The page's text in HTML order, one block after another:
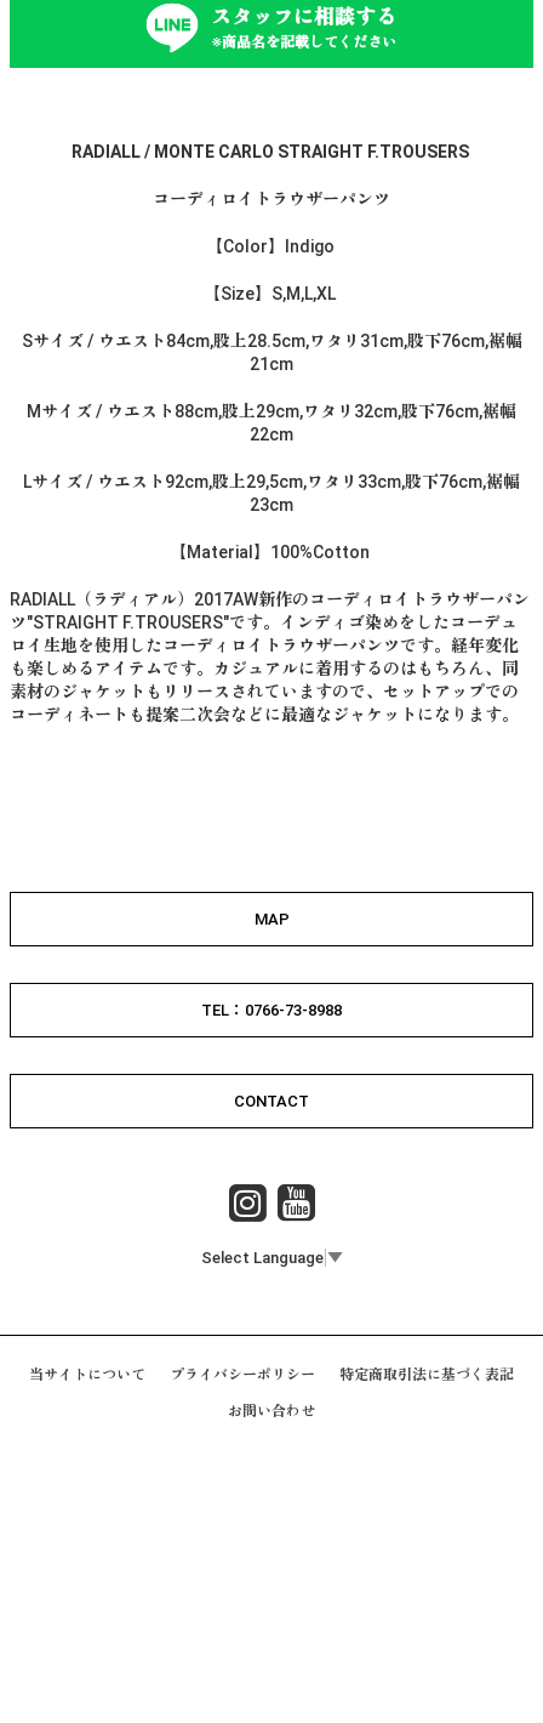
スタッフに相談する
※商品名を記載してください
RADIALL / MONTE CARLO STRAIGHT F.TROUSERS
コーディロイトラウザーパンツ
【Color】Indigo
【Size】S,M,L,XL
Sサイズ / ウエスト84cm,股上28.5cm,ワタリ31cm,股下76cm,裾幅
21cm
Mサイズ / ウエスト88cm,股上29cm,ワタリ32cm,股下76cm,裾幅
22cm
Lサイズ / ウエスト92cm,股上29,5cm,ワタリ33cm,股下76cm,裾幅
23cm
【Material】100%Cotton
RADIALL（ラディアル）2017AW新作のコーディロイトラウザーパン
ツ"STRAIGHT F.TROUSERS"です。インディゴ染めをしたコーデュ
ロイ生地を使用したコーディロイトラウザーパンツです。経年変化
も楽しめるアイテムです。カジュアルに着用するのはもちろん、同
素材のジャケットもリリースされていますので、セットアップでの
コーディネートも提案二次会などに最適なジャケットになります。
MAP
TEL：0766-73-8988
CONTACT
Select Language ▼
当サイトについて プライバシーポリシー 特定商取引法に基づく表記
お問い合わせ